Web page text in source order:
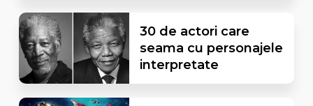
30 de actori care
seama cu personajele
interpretate